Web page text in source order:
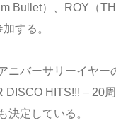
Bullet）、ROY（
する。
ニバーサリーイヤ
DISCO HITS!!! – 20
決定している。